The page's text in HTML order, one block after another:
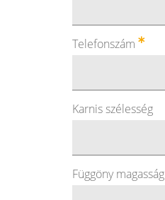
Telefonszám
Karnis szélesség
Függöny magasság